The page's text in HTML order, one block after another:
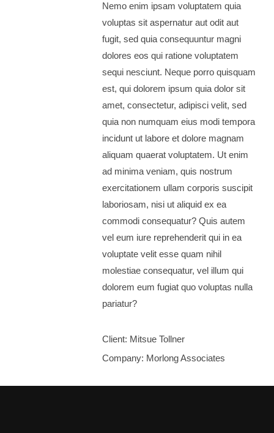
Nemo enim ipsam voluptatem quia
voluptas sit aspernatur aut odit aut
fugit, sed quia consequuntur magni
dolores eos qui ratione voluptatem
sequi nesciunt. Neque porro quisquam
est, qui dolorem ipsum quia dolor sit
amet, consectetur, adipisci velit, sed
quia non numquam eius modi tempora
incidunt ut labore et dolore magnam
aliquam quaerat voluptatem. Ut enim
ad minima veniam, quis nostrum
exercitationem ullam corporis suscipit
laboriosam, nisi ut aliquid ex ea
commodi consequatur? Quis autem
vel eum iure reprehenderit qui in ea
voluptate velit esse quam nihil
molestiae consequatur, vel illum qui
dolorem eum fugiat quo voluptas nulla
pariatur?
Client: Mitsue Tollner
Company: Morlong Associates